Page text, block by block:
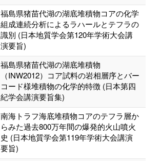
福島県猪苗代湖の湖底堆積物コアの化学
組成連続分析によるラハールとテフラの
識別 (日本地質学会第120年学術大会講
演要旨)
福島県猪苗代湖の湖底堆積物
（INW2012）コア試料の岩相層序とバー
コード様堆積物の化学的特徴 (日本第四
紀学会講演要旨集)
南海トラフ海底堆積物コアのテフラ層か
らみた過去800万年間の爆発的火山噴火
史 (日本地質学会第119年学術大会講演
要旨)